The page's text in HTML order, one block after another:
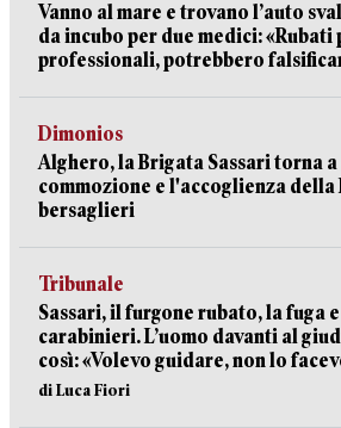
Vanno al mare e trovano l’auto
da incubo per due medici: «Rubati
professionali, potrebbero
Dimonios
Alghero, la Brigata Sassari torna
commozione e l'accoglienza della
bersaglieri
Tribunale
Sassari, il furgone rubato, la fuga
carabinieri. L’uomo davanti al
così: «Volevo guidare, non lo
di Luca Fiori